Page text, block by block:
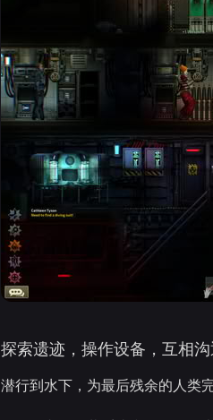
探索遗迹，操作设备，互相沟
潜行到水下，为最后残余的人类